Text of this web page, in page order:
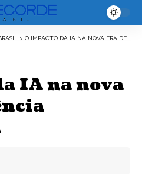
> O IMPACTO DA IA NA NOVA ERA DE EXIGÊNCIA TECNOLÓGICA
IA na nova